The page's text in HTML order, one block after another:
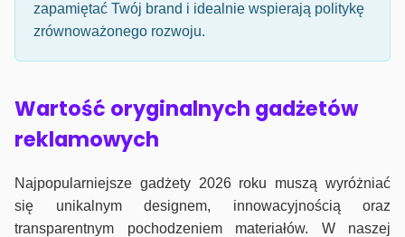
zapamiętać Twój brand i idealnie wspierają politykę
zrównoważonego rozwoju.
Wartość oryginalnych gadżetów
reklamowych
Najpopularniejsze gadżety 2026 roku muszą wyróżniać
się unikalnym designem, innowacyjnością oraz
transparentnym pochodzeniem materiałów. W naszej